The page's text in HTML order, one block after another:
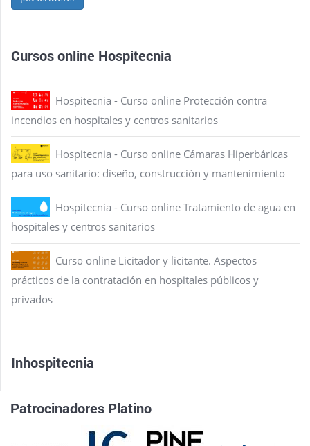
Cursos online Hospitecnia
Hospitecnia - Curso online Protección contra
incendios en hospitales y centros sanitarios
Hospitecnia - Curso online Cámaras Hiperbáricas
para uso sanitario: diseño, construcción y mantenimiento
Hospitecnia - Curso online Tratamiento de agua en
hospitales y centros sanitarios
Curso online Licitador y licitante. Aspectos
prácticos de la contratación en hospitales públicos y
privados
Inhospitecnia
Patrocinadores Platino